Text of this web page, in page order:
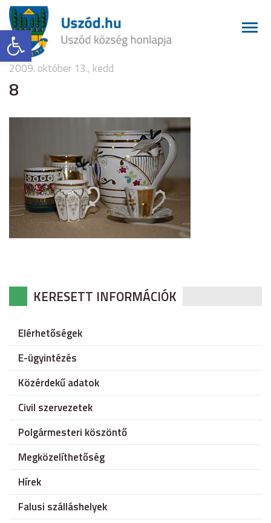
Eszköztár megnyitása
2009. október 13., kedd
8
KERESETT INFORMÁCIÓK
Elérhetőségek
E-ügyintézés
Közérdekű adatok
Civil szervezetek
Polgármesteri köszöntő
Megközelíthetőség
Hírek
Falusi szálláshelyek